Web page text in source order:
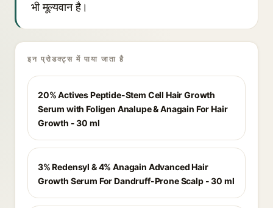
भी मूल्यवान है।
इन प्रोडक्ट्स में पाया जाता है
20% Actives Peptide-Stem Cell Hair Growth
Serum with Foligen Analupe & Anagain For Hair
Growth - 30 ml
3% Redensyl & 4% Anagain Advanced Hair
Growth Serum For Dandruff-Prone Scalp - 30 ml